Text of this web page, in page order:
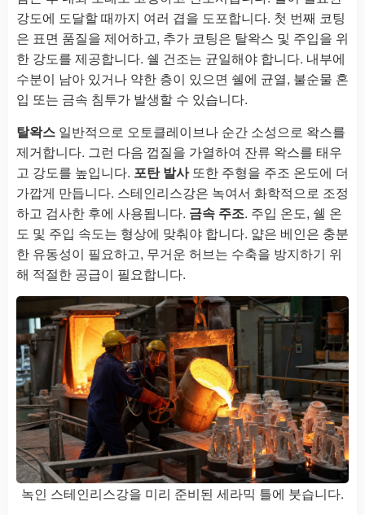
강도에 도달할 때까지 여러 겹을 도포합니다. 첫 번째 코팅
은 표면 품질을 제어하고, 추가 코팅은 탈왁스 및 주입을 위
한 강도를 제공합니다. 쉘 건조는 균일해야 합니다. 내부에
수분이 남아 있거나 약한 층이 있으면 쉘에 균열, 불순물 혼
입 또는 금속 침투가 발생할 수 있습니다.
탈왁스 일반적으로 오토클레이브나 순간 소성으로 왁스를
제거합니다. 그런 다음 껍질을 가열하여 잔류 왁스를 태우
고 강도를 높입니다. 포탄 발사또한 주형을 주조 온도에 더
가깝게 만듭니다. 스테인리스강은 녹여서 화학적으로 조정
하고 검사한 후에 사용됩니다. 금속 주조. 주입 온도, 쉘 온
도 및 주입 속도는 형상에 맞춰야 합니다. 얇은 베인은 충분
한 유동성이 필요하고, 무거운 허브는 수축을 방지하기 위
해 적절한 공급이 필요합니다.
녹인 스테인리스강을 미리 준비된 세라믹 틀에 붓습니다.